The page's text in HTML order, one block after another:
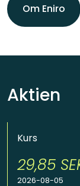
Om Eniro
Aktien
Kurs
29,85
2026-08-05